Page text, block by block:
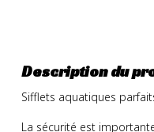
Description du
Sifflets aquatiques
La sécurité est